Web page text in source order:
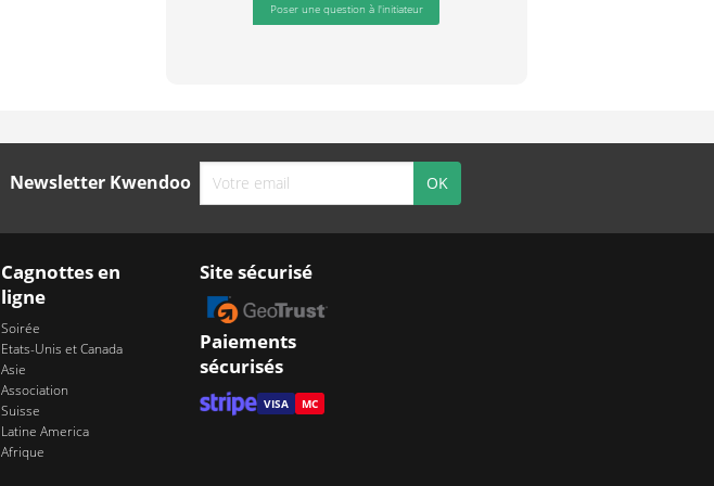
Poser une question à l'initiateur
Newsletter Kwendoo
Cagnottes en
ligne
Soirée
Etats-Unis et Canada
Asie
Association
Suisse
Latine America
Afrique
Site sécurisé
Paiements
sécurisés
VISA MC